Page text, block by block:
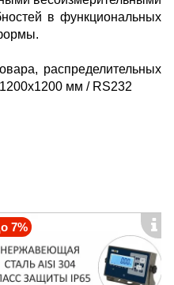
в функциональных
распределительных
мм / RS232
грузы;
7%